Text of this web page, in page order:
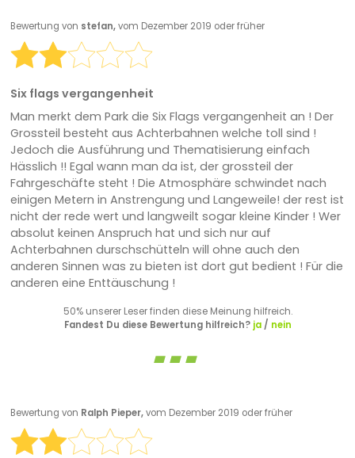
Bewertung von stefan,vom Dezember 2019 oder früher
Six flags vergangenheit
Man merkt dem Park die Six Flags vergangenheit an ! Der
Grossteil besteht aus Achterbahnen welche toll sind !
Jedoch die Ausführung und Thematisierung einfach
Hässlich !! Egal wann man da ist, der grossteil der
Fahrgeschäfte steht ! Die Atmosphäre schwindet nach
einigen Metern in Anstrengung und Langeweile! der rest ist
nicht der rede wert und langweilt sogar kleine Kinder ! Wer
absolut keinen Anspruch hat und sich nur auf
Achterbahnen durschschütteln will ohne auch den
anderen Sinnen was zu bieten ist dort gut bedient ! Für die
anderen eine Enttäuschung !
50% unserer Leser finden diese Meinung hilfreich.
Fandest Du diese Bewertung hilfreich? ja/ nein
Bewertung von Ralph Pieper,vom Dezember 2019 oder früher